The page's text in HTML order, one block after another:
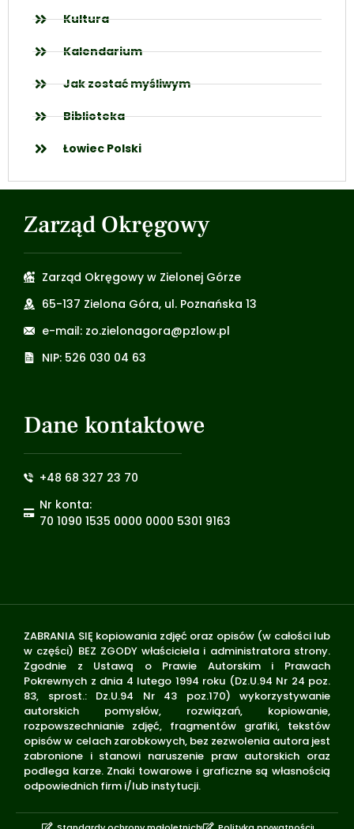
Kultura
Kalendarium
Jak zostać myśliwym
Biblioteka
Łowiec Polski
Zarząd Okręgowy
Zarząd Okręgowy w Zielonej Górze
65-137 Zielona Góra, ul. Poznańska 13
e-mail: zo.zielonagora@pzlow.pl
NIP: 526 030 04 63
Dane kontaktowe
+48 68 327 23 70
Nr konta:
70 1090 1535 0000 0000 5301 9163
ZABRANIA SIĘ kopiowania zdjęć oraz opisów (w całości lub
w części) BEZ ZGODY właściciela i administratora strony.
Zgodnie z Ustawą o Prawie Autorskim i Prawach
Pokrewnych z dnia 4 lutego 1994 roku (Dz.U.94 Nr 24 poz.
83, sprost.: Dz.U.94 Nr 43 poz.170) wykorzystywanie
autorskich pomysłów, rozwiązań, kopiowanie,
rozpowszechnianie zdjęć, fragmentów grafiki, tekstów
opisów w celach zarobkowych, bez zezwolenia autora jest
zabronione i stanowi naruszenie praw autorskich oraz
podlega karze. Znaki towarowe i graficzne są własnością
odpowiednich firm i/lub instytucji.